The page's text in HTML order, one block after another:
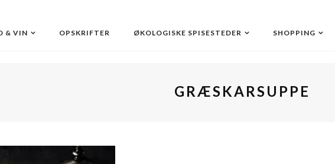
& VIN OPSKRIFTER ØKOLOGISKE SPISESTEDER SHOPPING
GRÆSKARSUPPE